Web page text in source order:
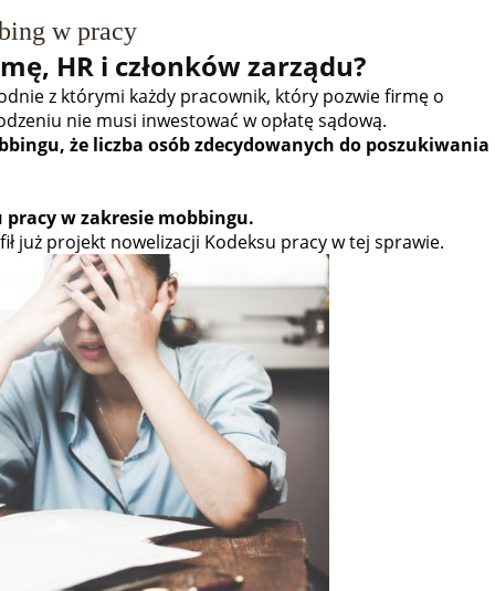
w pracy
HR i członków zarządu?
z którymi każdy pracownik, który pozwie firmę o
nie musi inwestować w opłatę sądową.
że liczba osób zdecydowanych do poszukiwania
pracy w zakresie mobbingu.
już projekt nowelizacji Kodeksu pracy w tej sprawie.